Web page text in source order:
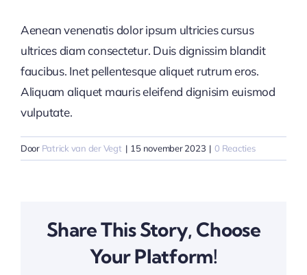
Aenean venenatis dolor ipsum ultricies cursus
ultrices diam consectetur. Duis dignissim blandit
faucibus. Inet pellentesque aliquet rutrum eros.
Aliquam aliquet mauris eleifend dignisim euismod
vulputate.
Door Patrick van der Vegt | 15 november 2023 | 0 Reacties
Share This Story, Choose
Your Platform!